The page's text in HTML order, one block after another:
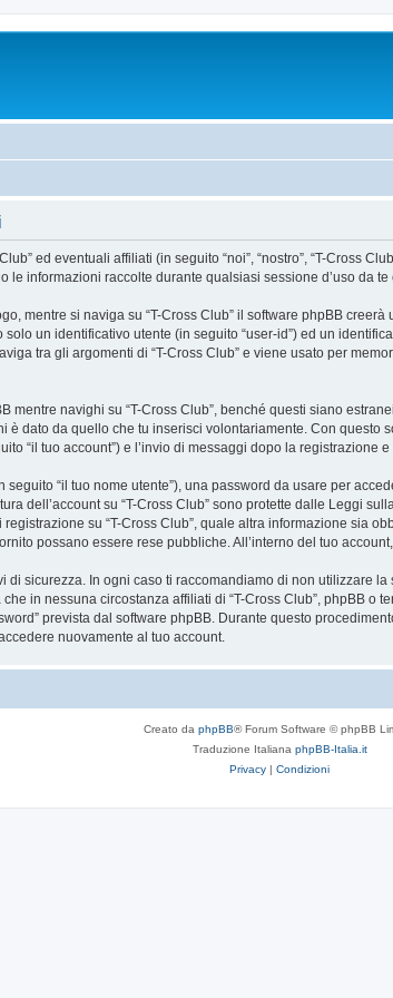
ed eventuali affiliati (in seguito “noi”, “nostro”, “T-Cross
le informazioni raccolte durante qualsiasi sessione d’uso da
mentre si naviga su “T-Cross Club” il software phpBB
un identificativo utente (in seguito “user-id”) ed un
tra gli argomenti di “T-Cross Club” e viene usato per
mentre navighi su “T-Cross Club”, benché questi siano
è dato da quello che tu inserisci volontariamente. Con
“il tuo account”) e l’invio di messaggi dopo la registrazione e
“il tuo nome utente”), una password da usare per
dell’account su “T-Cross Club” sono protette dalle Leggi
su “T-Cross Club”, quale altra informazione sia
possano essere rese pubbliche. All’interno del tuo
sicurezza. In ogni caso ti raccomandiamo di non utilizzare
in nessuna circostanza affiliati di “T-Cross Club”, phpBB
prevista dal software phpBB. Durante questo
nuovamente al tuo account.
Creato da phpBB® Forum Software © phpBB
Traduzione Italiana phpBB-Italia.it
Privacy | Condizioni